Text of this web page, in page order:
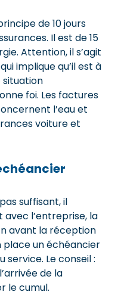
de 10 jours
Il est de 15
Attention, il s’agit
implique qu’il est à
situation
foi. Les factures
l’eau et
voiture et
suffisant, il
l’entreprise, la
avant la réception
un échéancier
service. Le conseil :
de la
le cumul.